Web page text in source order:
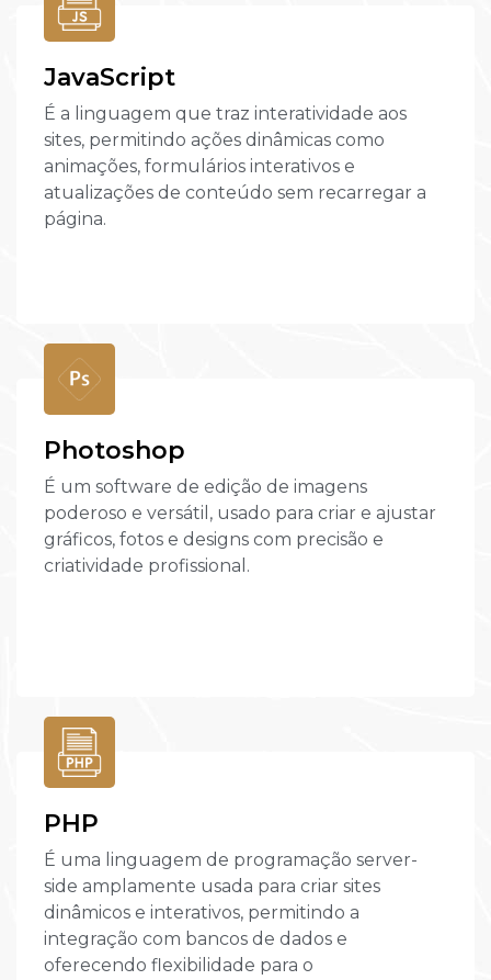
JavaScript
É a linguagem que traz interatividade aos
sites, permitindo ações dinâmicas como
animações, formulários interativos e
atualizações de conteúdo sem recarregar a
página.
Photoshop
É um software de edição de imagens
poderoso e versátil, usado para criar e ajustar
gráficos, fotos e designs com precisão e
criatividade profissional.
PHP
É uma linguagem de programação server-
side amplamente usada para criar sites
dinâmicos e interativos, permitindo a
integração com bancos de dados e
oferecendo flexibilidade para o